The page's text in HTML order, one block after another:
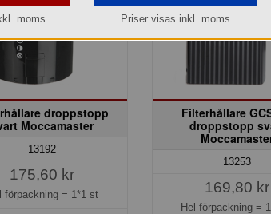
droppstopp
Moccamaster
13192
175,60 kr
förpackning = 1*1 st
Filterhållare
droppstopp
13253
169,80 kr
Hel förpackning =
moms Priser visas inkl. moms